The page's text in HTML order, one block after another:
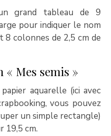
grand tableau de 9
pour indiquer le nom
colonnes de 2,5 cm de
« Mes semis »
aquarelle (ici avec
vous pouvez
un simple rectangle)
19,5 cm.